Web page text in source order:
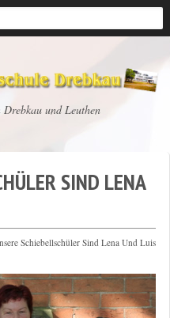
Drebkau und Leuthen
SIND LENA
Schiebellschüler Sind Lena Und Luis